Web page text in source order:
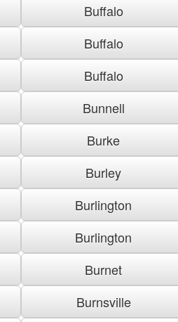
Buffalo
Buffalo
Buffalo
Bunnell
Burke
Burley
Burlington
Burlington
Burnet
Burnsville